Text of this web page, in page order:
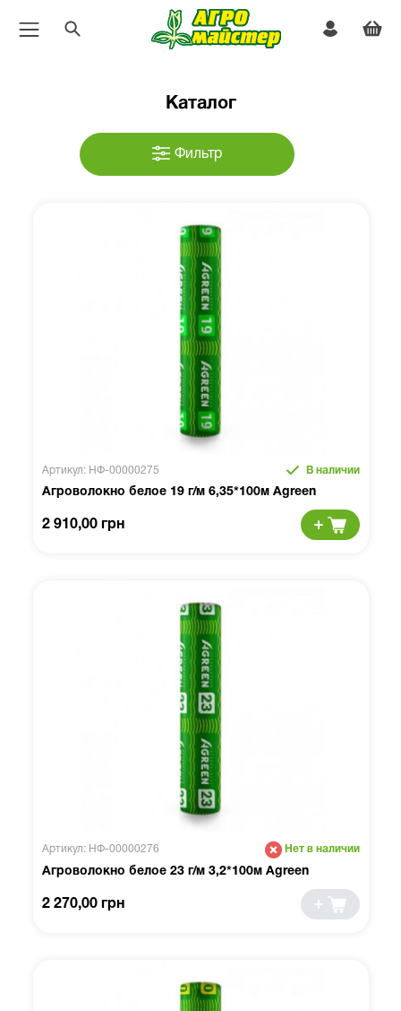
Каталог
Фильтр
Артикул: НФ-00000275 В наличии
Агроволокно белое 19 г/м 6,35*100м Agreen
2 910,00 грн
Артикул: НФ-00000276 Нет в наличии
Агроволокно белое 23 г/м 3,2*100м Agreen
2 270,00 грн